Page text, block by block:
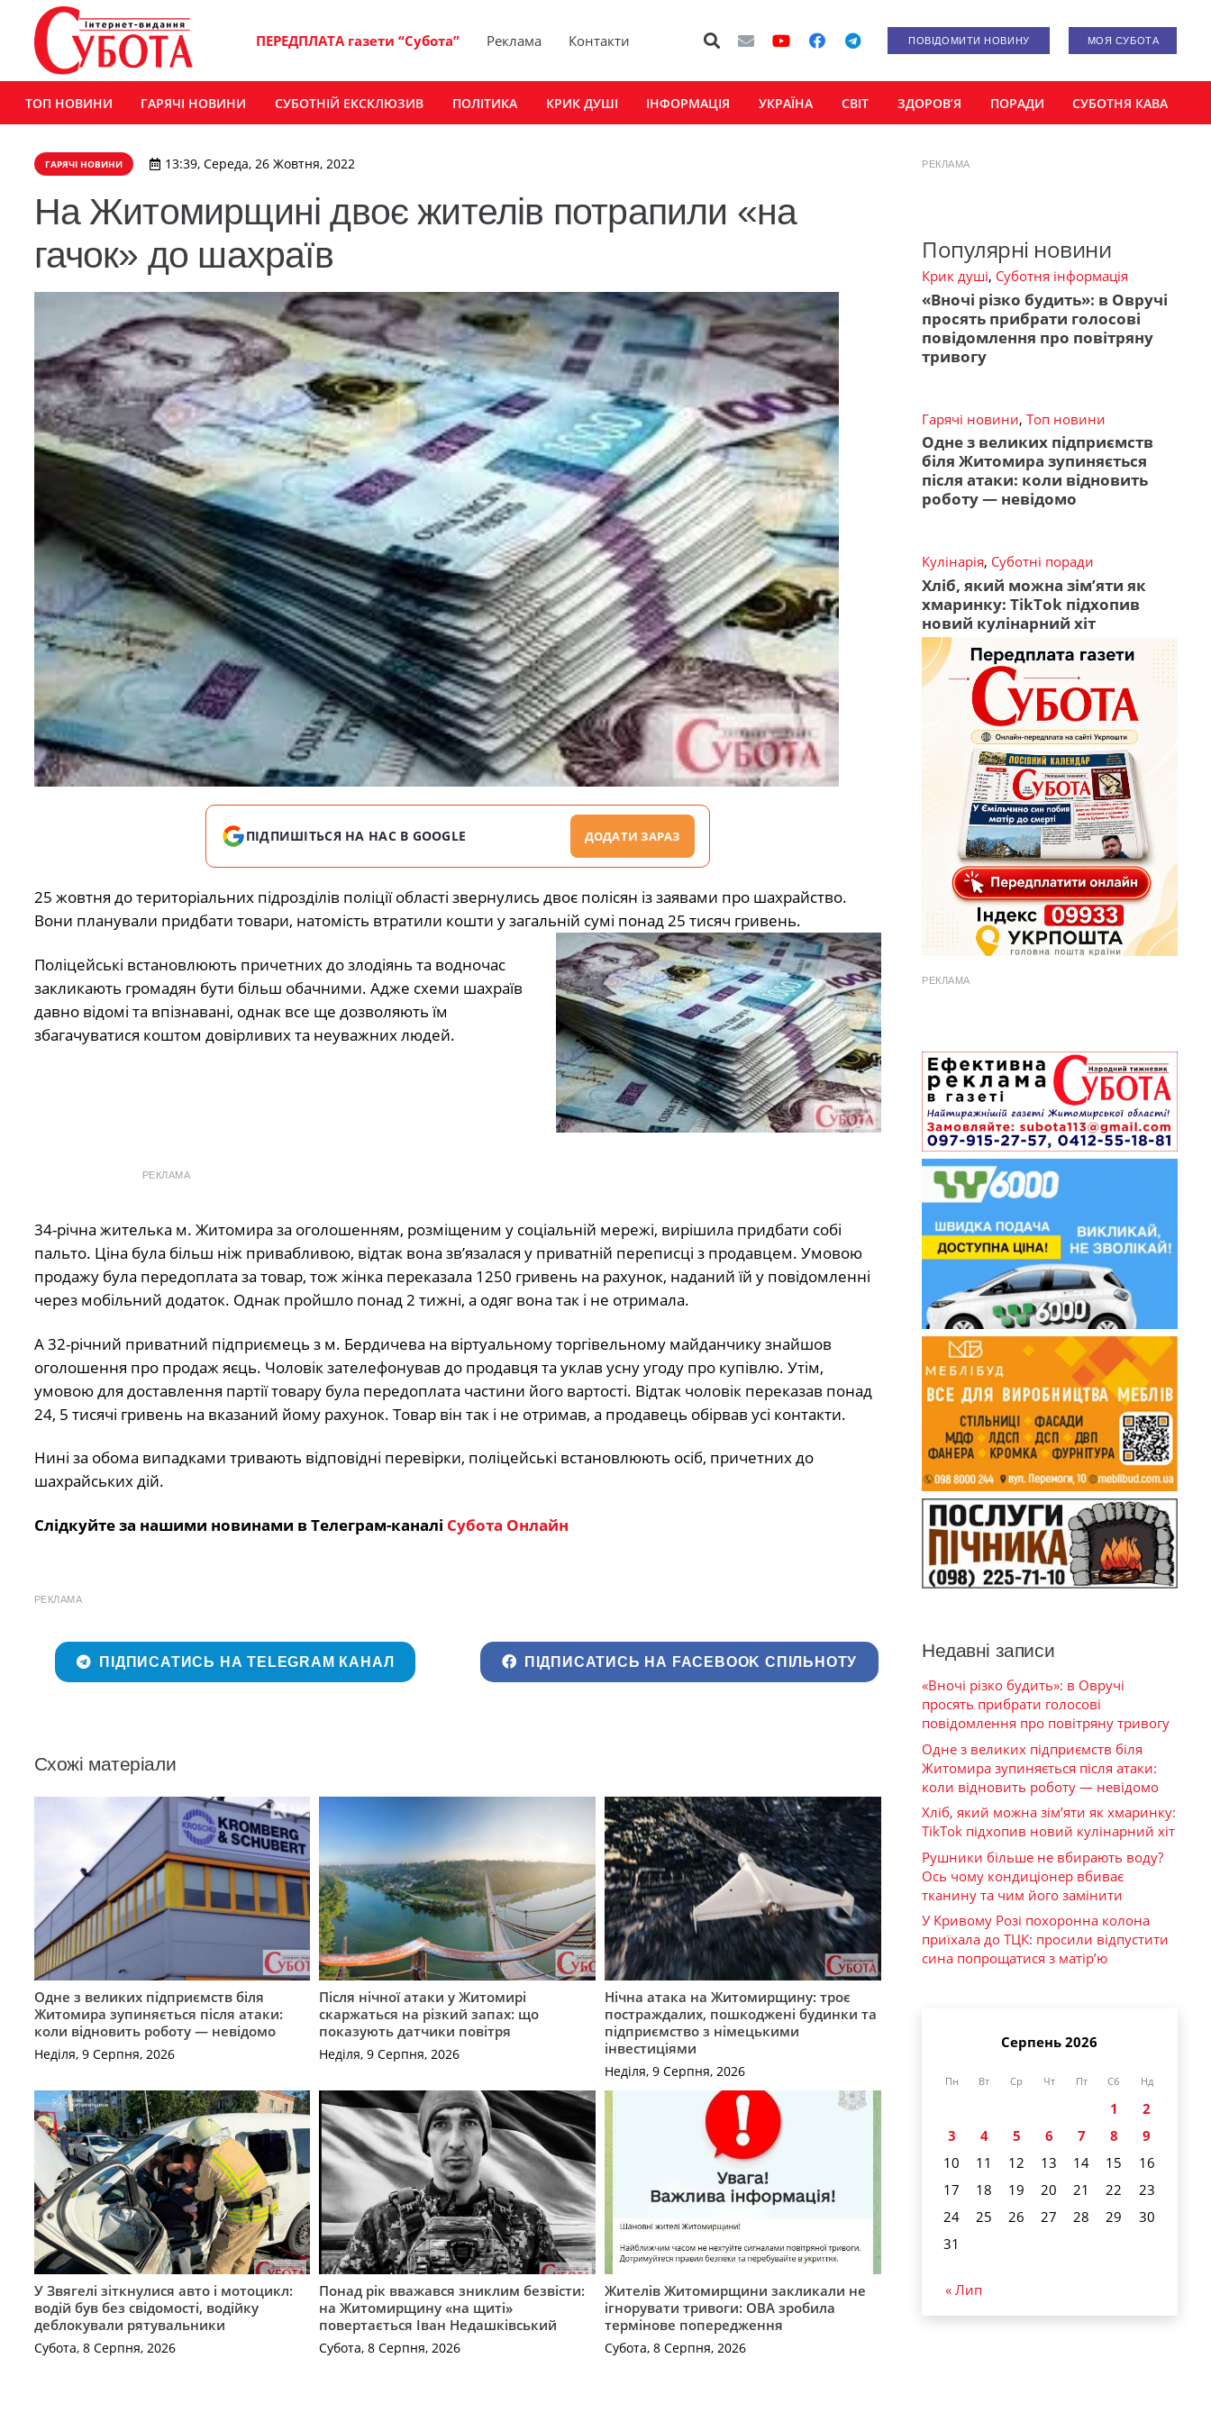
ПЕРЕДПЛАТА газети “Субота” Реклама Контакти ПОВІДОМИТИ НОВИНУ МОЯ СУБОТА
ТОП НОВИНИ ГАРЯЧІ НОВИНИ СУБОТНІЙ ЕКСКЛЮЗИВ ПОЛІТИКА КРИК ДУШІ ІНФОРМАЦІЯ УКРАЇНА СВІТ ЗДОРОВ’Я ПОРАДИ СУБОТНЯ КАВА
ГАРЯЧІ НОВИНИ 13:39, Середа, 26 Жовтня, 2022
​На Житомирщині двоє жителів потрапили «на
гачок» до шахраїв
ПІДПИШІТЬСЯ НА НАС В GOOGLE ДОДАТИ ЗАРАЗ
25 жовтня до територіальних підрозділів поліції області звернулись двоє полісян із заявами про шахрайство.
Вони планували придбати товари, натомість втратили кошти у загальній сумі понад 25 тисяч гривень.
Поліцейські встановлюють причетних до злодіянь та водночас
закликають громадян бути більш обачними. Адже схеми шахраїв
давно відомі та впізнавані, однак все ще дозволяють їм
збагачуватися коштом довірливих та неуважних людей.
РЕКЛАМА
34-річна жителька м. Житомира за оголошенням, розміщеним у соціальній мережі, вирішила придбати собі
пальто. Ціна була більш ніж привабливою, відтак вона зв’язалася у приватній переписці з продавцем. Умовою
продажу була передоплата за товар, тож жінка переказала 1250 гривень на рахунок, наданий їй у повідомленні
через мобільний додаток. Однак пройшло понад 2 тижні, а одяг вона так і не отримала.
А 32-річний приватний підприємець з м. Бердичева на віртуальному торгівельному майданчику знайшов
оголошення про продаж яєць. Чоловік зателефонував до продавця та уклав усну угоду про купівлю. Утім,
умовою для доставлення партії товару була передоплата частини його вартості. Відтак чоловік переказав понад
24, 5 тисячі гривень на вказаний йому рахунок. Товар він так і не отримав, а продавець обірвав усі контакти.
Нині за обома випадками тривають відповідні перевірки, поліцейські встановлюють осіб, причетних до
шахрайських дій.
Слідкуйте за нашими новинами в Телеграм-каналі Субота Онлайн
РЕКЛАМА
ПІДПИСАТИСЬ НА TELEGRAM КАНАЛ ПІДПИСАТИСЬ НА FACEBOOK СПІЛЬНОТУ
Схожі матеріали
Одне з великих підприємств біля
Житомира зупиняється після атаки:
коли відновить роботу — невідомо
Неділя, 9 Серпня, 2026
Після нічної атаки у Житомирі
скаржаться на різкий запах: що
показують датчики повітря
Неділя, 9 Серпня, 2026
Нічна атака на Житомирщину: троє
постраждалих, пошкоджені будинки та
підприємство з німецькими
інвестиціями
Неділя, 9 Серпня, 2026
У Звягелі зіткнулися авто і мотоцикл:
водій був без свідомості, водійку
деблокували рятувальники
Субота, 8 Серпня, 2026
Понад рік вважався зниклим безвісти:
на Житомирщину «на щиті»
повертається Іван Недашківський
Субота, 8 Серпня, 2026
Жителів Житомирщини закликали не
ігнорувати тривоги: ОВА зробила
термінове попередження
Субота, 8 Серпня, 2026
РЕКЛАМА
Популярні новини
Крик душі, Суботня інформація
«Вночі різко будить»: в Овручі
просять прибрати голосові
повідомлення про повітряну
тривогу
Гарячі новини, Топ новини
Одне з великих підприємств
біля Житомира зупиняється
після атаки: коли відновить
роботу — невідомо
Кулінарія, Суботні поради
Хліб, який можна зім’яти як
хмаринку: TikTok підхопив
новий кулінарний хіт
РЕКЛАМА
Недавні записи
«Вночі різко будить»: в Овручі
просять прибрати голосові
повідомлення про повітряну тривогу
Одне з великих підприємств біля
Житомира зупиняється після атаки:
коли відновить роботу — невідомо
Хліб, який можна зім’яти як хмаринку:
TikTok підхопив новий кулінарний хіт
Рушники більше не вбирають воду?
Ось чому кондиціонер вбиває
тканину та чим його замінити
У Кривому Розі похоронна колона
приїхала до ТЦК: просили відпустити
сина попрощатися з матір’ю
Серпень 2026
Пн Вт Ср Чт Пт Сб Нд
1
2
3
4 5 6 7 8
9
10
11 12 13 14 15
16
17
18 19 20 21 22
23
24
25 26 27 28 29
30
31
« Лип